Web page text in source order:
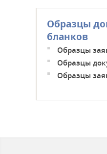
Образцы
бланков
Образцы
Образцы
Образцы